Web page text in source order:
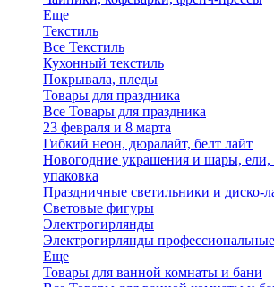
Еще
Текстиль
Все Текстиль
Кухонный текстиль
Покрывала, пледы
Товары для праздника
Все Товары для праздника
23 февраля и 8 марта
Гибкий неон, дюралайт, белт лайт
Новогодние украшения и шары, ели,
упаковка
Праздничные светильники и диско-
Световые фигуры
Электрогирлянды
Электрогирлянды профессиональные
Еще
Товары для ванной комнаты и бани